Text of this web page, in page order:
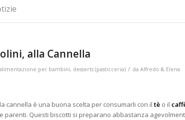
alla Cannella
per bambini, desserts (pasticceria) / da Alfredo & Elena
cannella è una buona scelta per consumarli con il tè o il
parenti. Questi biscotti si preparano abbastanza